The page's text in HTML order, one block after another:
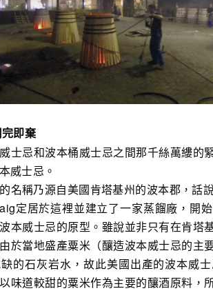
即棄
士忌和波本桶威士忌之間那千絲萬縷的
威士忌。
名稱乃源自美國肯塔基州的波本郡，話
定居於這裡並建立了一家蒸餾廠，開
本威士忌的原型。雖說並非只有在肯塔
於當地盛產粟米（釀造波本威士忌的主
的石灰岩水，故此美國出產的波本威
味道較甜的粟米作為主要的釀酒原料，